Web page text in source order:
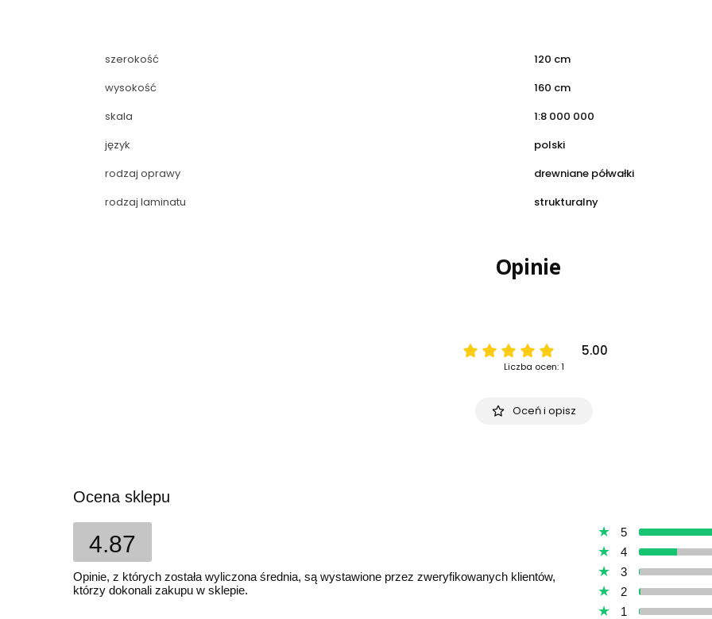
szerokość
120 cm
wysokość
160 cm
skala
1:8 000 000
język
polski
rodzaj oprawy
drewniane półwałki
rodzaj laminatu
strukturalny
Opinie
5.00
Liczba ocen: 1
Oceń i opisz
Ocena sklepu
4.87
Opinie, z których została wyliczona średnia, są wystawione przez zweryfikowanych klientów,
którzy dokonali zakupu w sklepie.
5
4
3
2
1